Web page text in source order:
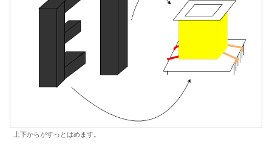
上下からがすっとはめます。